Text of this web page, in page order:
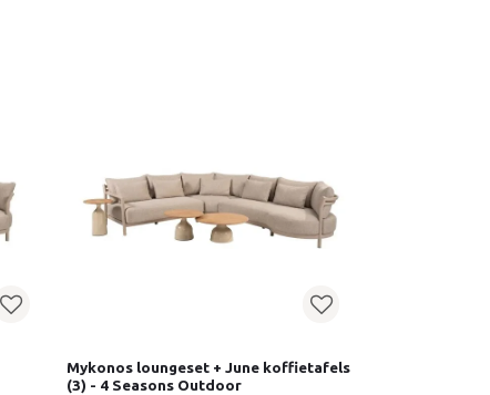
Mykonos loungeset + June koffietafels
(3) - 4 Seasons Outdoor